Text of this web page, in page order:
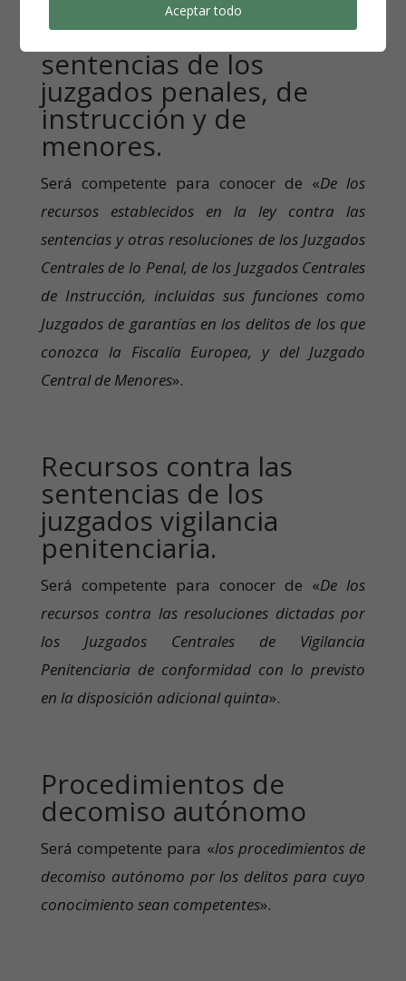
Recursos contra las
sentencias de los
juzgados penales, de
instrucción y de
menores.
Será competente para conocer de «De los
recursos establecidos en la ley contra las
sentencias y otras resoluciones de los Juzgados
Centrales de lo Penal, de los Juzgados Centrales
de Instrucción, incluidas sus funciones como
Juzgados de garantías en los delitos de los que
conozca la Fiscalía Europea, y del Juzgado
Central de Menores».
Recursos contra las
sentencias de los
juzgados vigilancia
penitenciaria.
Será competente para conocer de «De los
recursos contra las resoluciones dictadas por
los Juzgados Centrales de Vigilancia
Penitenciaria de conformidad con lo previsto
en la disposición adicional quinta».
Procedimientos de
decomiso autónomo
Será competente para «los procedimientos de
decomiso autónomo por los delitos para cuyo
conocimiento sean competentes».
Aceptar todo